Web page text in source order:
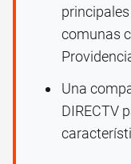
comunas
Una
DIRECTV